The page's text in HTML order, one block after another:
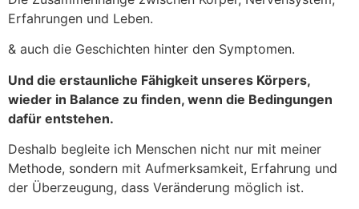
Erfahrungen und Leben.
& auch die Geschichten hinter den Symptomen.
Und die erstaunliche Fähigkeit unseres Körpers,
wieder in Balance zu finden, wenn die Bedingungen
dafür entstehen.
Deshalb begleite ich Menschen nicht nur mit meiner
Methode, sondern mit Aufmerksamkeit, Erfahrung und
der Überzeugung, dass Veränderung möglich ist.